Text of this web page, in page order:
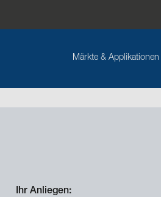
Märkte & Applikationen
Ihr Anliegen: